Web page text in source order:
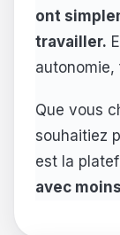
ont
travailler.
autonomie,
Que vous
souhaitiez
est la
avec